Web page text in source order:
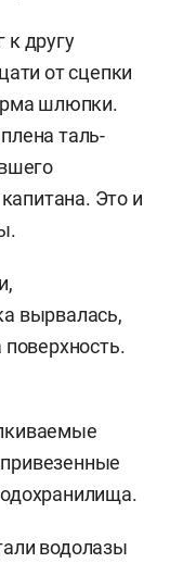
к другу
от сцепки
шлюпки.
таль-
Это и
вырвалась,
водолазы